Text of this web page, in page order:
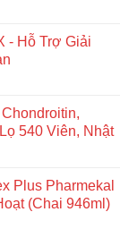
- Hỗ Trợ Giải
540 Viên, Nhật
Plus Pharmekal
(Chai 946ml)